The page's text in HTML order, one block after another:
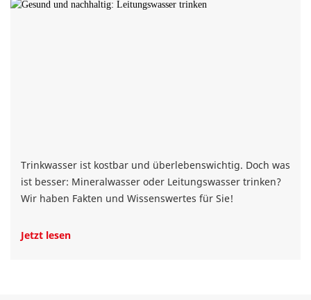
Trinkwasser ist kostbar und überlebenswichtig. Doch was
ist besser: Mineralwasser oder Leitungswasser trinken?
Wir haben Fakten und Wissenswertes für Sie!
Jetzt lesen